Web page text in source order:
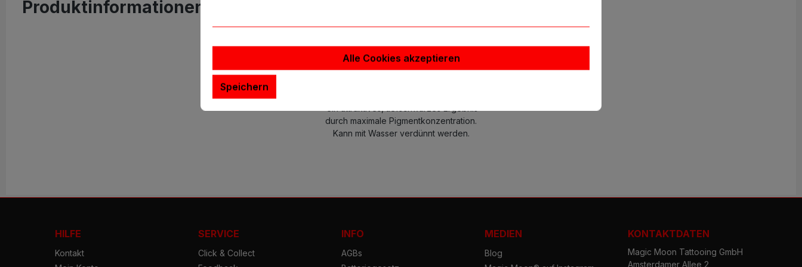
Produktinformationen "Talens Zeichentusche Indian Ink 490ml"
Talens Zeichentusche Indian Ink 490ml
Altbewährte Zeichentusche für Zeichnungen, sowie
durch maximale Pigmentkonzentration.
Kann mit Wasser verdünnt werden.
HILFE
Kontakt
SERVICE
Click & Collect
INFO
AGBs
MEDIEN
Blog
KONTAKTDATEN
Magic Moon Tattooing GmbH
Amsterdamer Allee 2
Alle Cookies akzeptieren
Speichern